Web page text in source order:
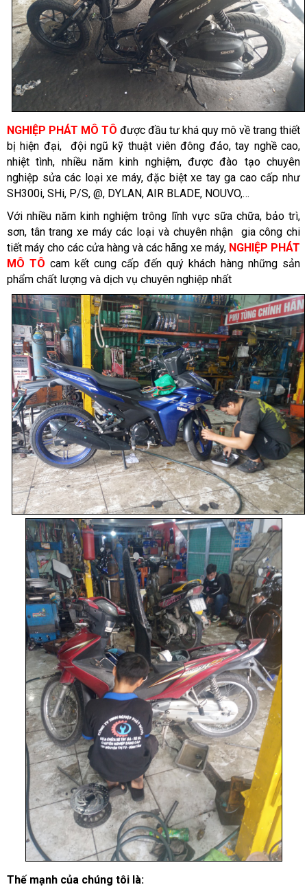
NGHIỆP PHÁT MÔ TÔ được đầu tư khá quy mô về trang thiết
bị hiện đại, đội ngũ kỹ thuật viên đông đảo, tay nghề cao,
nhiệt tình, nhiều năm kinh nghiệm, được đào tạo chuyên
nghiệp sửa các loại xe máy, đặc biệt xe tay ga cao cấp như
SH300i, SHi, P/S, @, DYLAN, AIR BLADE, NOUVO,…
Với nhiều năm kinh nghiệm trông lĩnh vực sữa chữa, bảo trì,
sơn, tân trang xe máy các loại và chuyên nhận gia công chi
tiết máy cho các cửa hàng và các hãng xe máy, NGHIỆP PHÁT
MÔ TÔ cam kết cung cấp đến quý khách hàng những sản
phẩm chất lượng và dịch vụ chuyên nghiệp nhất
Thế mạnh của chúng tôi là: